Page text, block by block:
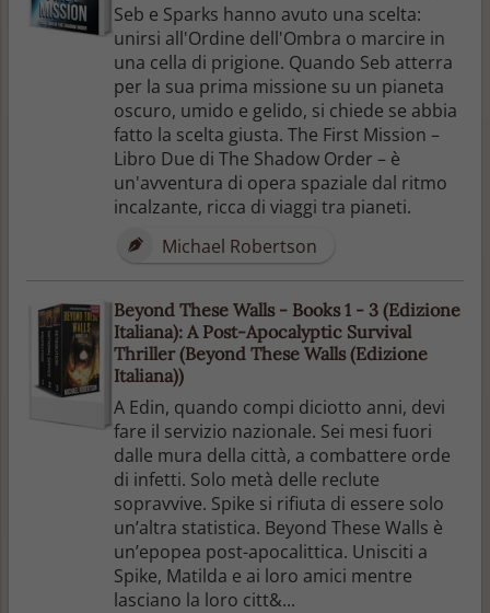
Seb e Sparks hanno avuto una scelta:
unirsi all'Ordine dell'Ombra o marcire in
una cella di prigione. Quando Seb atterra
per la sua prima missione su un pianeta
oscuro, umido e gelido, si chiede se abbia
fatto la scelta giusta. The First Mission –
Libro Due di The Shadow Order – è
un'avventura di opera spaziale dal ritmo
incalzante, ricca di viaggi tra pianeti.
Michael Robertson
Beyond These Walls - Books 1 - 3 (Edizione
Italiana): A Post-Apocalyptic Survival
Thriller (Beyond These Walls (Edizione
Italiana))
A Edin, quando compi diciotto anni, devi
fare il servizio nazionale. Sei mesi fuori
dalle mura della città, a combattere orde
di infetti. Solo metà delle reclute
sopravvive. Spike si rifiuta di essere solo
un’altra statistica. Beyond These Walls è
un’epopea post-apocalittica. Unisciti a
Spike, Matilda e ai loro amici mentre
lasciano la loro citt&...